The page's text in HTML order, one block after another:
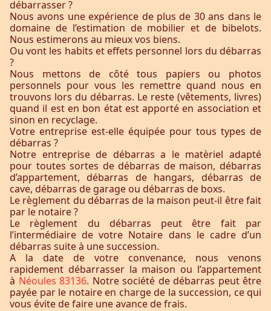
débarrasser ?
Nous avons une expérience de plus de 30 ans dans le
domaine de l’estimation de mobilier et de bibelots.
Nous estimerons au mieux vos biens.
Ou vont les habits et effets personnel lors du débarras
?
Nous mettons de côté tous papiers ou photos
personnels pour vous les remettre quand nous en
trouvons lors du débarras. Le reste (vêtements, livres)
quand il est en bon état est apporté en association et
sinon en recyclage.
Votre entreprise est-elle équipée pour tous types de
débarras ?
Notre entreprise de débarras a le matèriel adapté
pour toutes sortes de débarras de maison, débarras
d’appartement, débarras de hangars, débarras de
cave, débarras de garage ou débarras de boxs.
Le règlement du débarras de la maison peut-il être fait
par le notaire ?
Le règlement du débarras peut être fait par
l’intermédiaire de votre Notaire dans le cadre d’un
débarras suite à une succession.
A la date de votre convenance, nous venons
rapidement débarrasser la maison ou l’appartement
à Néoules 83136. Notre société de débarras peut être
payée par le notaire en charge de la succession, ce qui
vous évite de faire une avance de frais.